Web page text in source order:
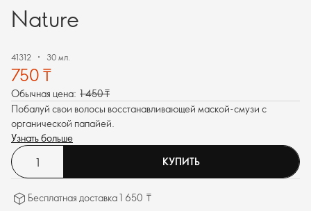
Nature
41312 30 мл.
750 ₸
Обычная цена: 1 450 ₸
Побалуй свои волосы восстанавливающей маской-смузи с
органической папайей.
Узнать больше
КУПИТЬ
Бесплатная доставка 1 650 ₸